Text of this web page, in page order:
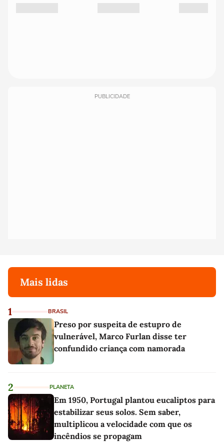
PUBLICIDADE
Mais lidas
1 BRASIL
Preso por suspeita de estupro de
vulnerável, Marco Furlan disse ter
confundido criança com namorada
2 PLANETA
Em 1950, Portugal plantou eucaliptos para
estabilizar seus solos. Sem saber,
multiplicou a velocidade com que os
incêndios se propagam